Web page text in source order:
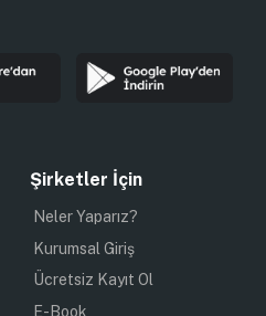
Şirketler İçin
Neler Yaparız?
Kurumsal Giriş
Ücretsiz Kayıt Ol
E-Book